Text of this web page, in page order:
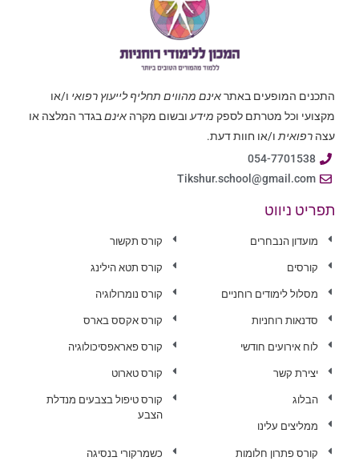
התכנים המופעים באתראינם מהווים תחליף לייעוץ רפואי ו/או
מקצועי וכל מטרתם לספק מידע ובשום מקרה אינםבגדר המלצה או
עצה רפואית ו/או חוות דעת.
054-7701538
Tikshur.school@gmail.com
תפריט ניווט
מועדון הנבחרים
קורסים
מסלול לימודים רוחניים
סדנאות רוחניות
לוח אירועים חודשי
יצירת קשר
הבלוג
ממליצים עלינו
קורס תקשור
קורס תטא הילינג
קורס נומרולוגיה
קורס אקסס בארס
קורס פאראפסיכולוגיה
קורס טארוט
קורס טיפול בצבעים מנדלת
הצבע
קורס פתרון חלומות כשמרקורי בנסיגה